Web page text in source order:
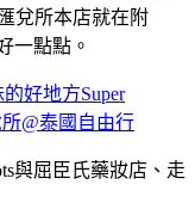
兌所本店就在附
一點點。
好地方Super
所@泰國自由行
與屈臣氏藥妝店、走